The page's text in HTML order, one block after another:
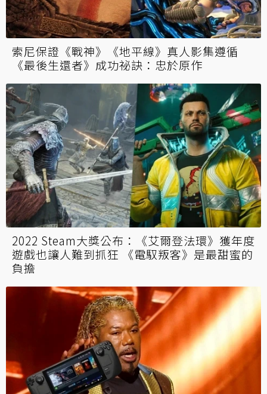
索尼保證《戰神》《地平線》真人影集遵循
《最後生還者》成功祕訣：忠於原作
2022 Steam大獎公布：《艾爾登法環》獲年度
遊戲也讓人難到抓狂 《電馭叛客》是最甜蜜的
負擔